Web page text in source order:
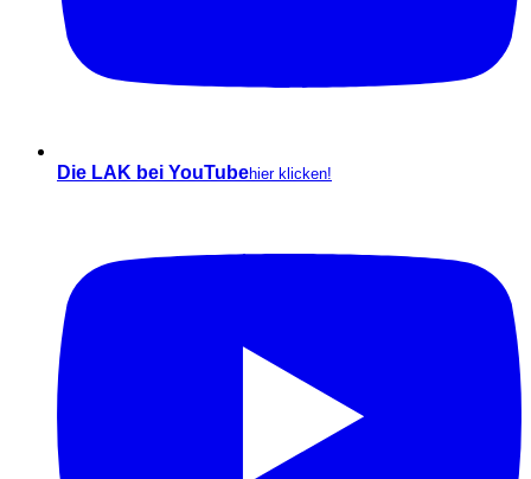
Die LAK bei YouTubehier klicken!